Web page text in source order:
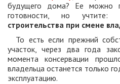
будущего дома? Ее можно
готовности, но учтите:
строительства при смене
То есть если прежний
участок, через два года
момента консервации
владельца останется только
эксплуатацию.